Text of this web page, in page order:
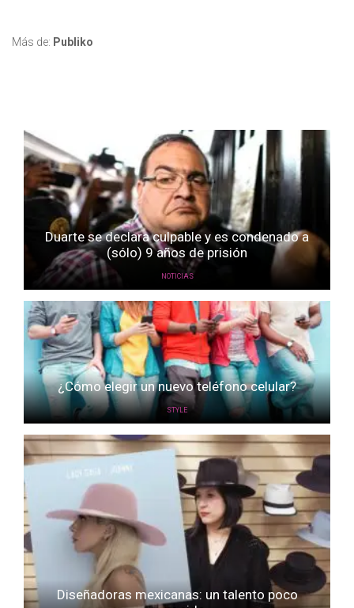
Más de: Publiko
Duarte se declara culpable y es condenado a
(sólo) 9 años de prisión
NOTICIAS
¿Cómo elegir un nuevo teléfono celular?
STYLE
Diseñadoras mexicanas: un talento poco